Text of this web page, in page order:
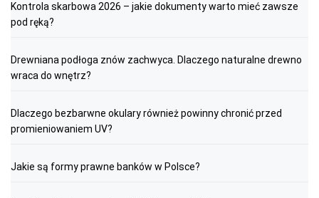
Kontrola skarbowa 2026 – jakie dokumenty warto mieć zawsze
pod ręką?
Drewniana podłoga znów zachwyca. Dlaczego naturalne drewno
wraca do wnętrz?
Dlaczego bezbarwne okulary również powinny chronić przed
promieniowaniem UV?
Jakie są formy prawne banków w Polsce?